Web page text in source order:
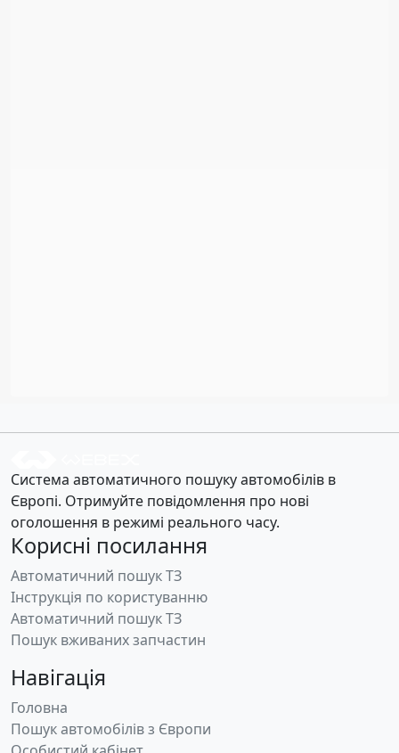
Система автоматичного пошуку автомобілів в
Європі. Отримуйте повідомлення про нові
оголошення в режимі реального часу.
Корисні посилання
Автоматичний пошук ТЗ
Інструкція по користуванню
Автоматичний пошук ТЗ
Пошук вживаних запчастин
Навігація
Головна
Пошук автомобілів з Європи